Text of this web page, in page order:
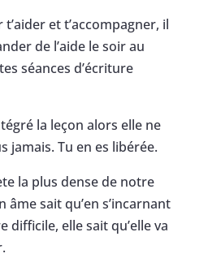
et t’accompagner, il
de l’aide le soir au
séances d’écriture
la leçon alors elle ne
jamais. Tu en es libérée.
la plus dense de notre
âme sait qu’en s’incarnant
difficile, elle sait qu’elle va